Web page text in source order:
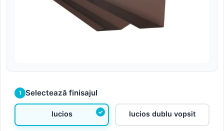
1 Selectează finisajul
lucios lucios dublu vopsit